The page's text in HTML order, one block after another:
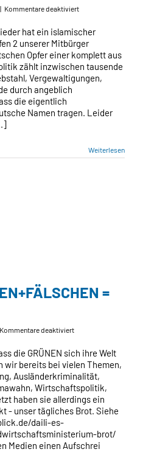
| Kommentare deaktiviertfür
ABSCHIEBEN!
hat ein islamischer
2 unserer Mitbürger
Opfer einer komplett aus
zählt inzwischen tausende
Vergewaltigungen,
durch angeblich
die eigentlich
Namen tragen. Leider
Weiterlesen
=
Kommentare deaktiviertfür
=
GRÜNE
die GRÜNEN sich ihre Welt
wir bereits bei vielen Themen,
Ausländerkriminalität,
Wirtschaftspolitik,
haben sie allerdings ein
- unser tägliches Brot. Siehe
daili-es-
brot/
Medien einen Aufschrei